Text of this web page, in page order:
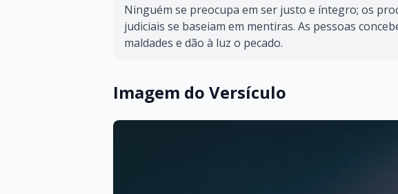
Ninguém se preocupa em ser justo e íntegro; os
judiciais se baseiam em mentiras. As pessoas
maldades e dão à luz o pecado.
Imagem do Versículo